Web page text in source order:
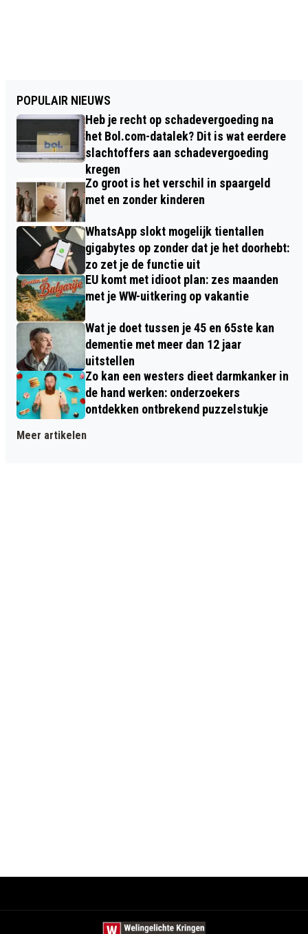
POPULAIR NIEUWS
Heb je recht op schadevergoeding na
het Bol.com-datalek? Dit is wat eerdere
slachtoffers aan schadevergoeding
kregen
Zo groot is het verschil in spaargeld
met en zonder kinderen
WhatsApp slokt mogelijk tientallen
gigabytes op zonder dat je het doorhebt:
zo zet je de functie uit
EU komt met idioot plan: zes maanden
met je WW-uitkering op vakantie
Wat je doet tussen je 45 en 65ste kan
dementie met meer dan 12 jaar
uitstellen
Zo kan een westers dieet darmkanker in
de hand werken: onderzoekers
ontdekken ontbrekend puzzelstukje
Meer artikelen